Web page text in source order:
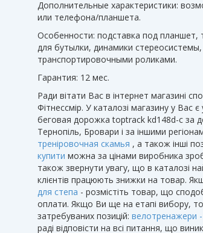
Дополнительные характеристики:
или телефона/планшета.
Особенности: подставка под
для бутылки, динамики
транспортировочными роликами.
Гарантия: 12 мес.
Ради вітати Вас в інтернет магазині
Фітнессмір. У каталозі магазину у Вас
беговая дорожка toptrack kd148d-c за
Тернопіль, Бровари і за іншими
треніровочная скамья , а також інші
купити можна за цінами виробника
також звернути увагу, що в каталозі
клієнтів працюють знижки на товар.
для степа - розмістіть товар, що
оплати. Якщо Ви ще на етапі вибору,
затребуваних позицій: велотренажери -
раді відповісти на всі питання, що